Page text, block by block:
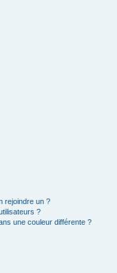
rejoindre un ?
?
une couleur différente ?